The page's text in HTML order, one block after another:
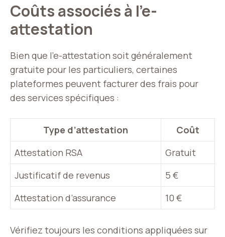
Coûts associés à l’e-
attestation
Bien que l’e-attestation soit généralement
gratuite pour les particuliers, certaines
plateformes peuvent facturer des frais pour
des services spécifiques :
Type d’attestation
Coût
Attestation RSA
Gratuit
Justificatif de revenus
5 €
Attestation d’assurance
10 €
Vérifiez toujours les conditions appliquées sur